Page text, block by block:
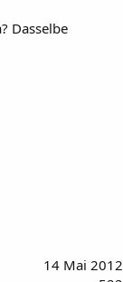
Dasselbe
14 Mai 2012